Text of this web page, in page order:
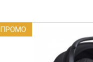
ПРОМO